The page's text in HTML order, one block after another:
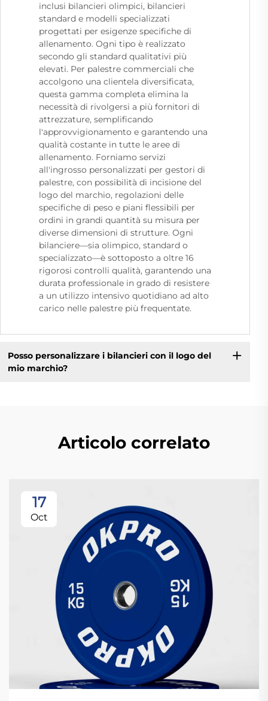
inclusi bilancieri olimpici, bilancieri
standard e modelli specializzati
progettati per esigenze specifiche di
allenamento. Ogni tipo è realizzato
secondo gli standard qualitativi più
elevati. Per palestre commerciali che
accolgono una clientela diversificata,
questa gamma completa elimina la
necessità di rivolgersi a più fornitori di
attrezzature, semplificando
l'approvvigionamento e garantendo una
qualità costante in tutte le aree di
allenamento. Forniamo servizi
all'ingrosso personalizzati per gestori di
palestre, con possibilità di incisione del
logo del marchio, regolazioni delle
specifiche di peso e piani flessibili per
ordini in grandi quantità su misura per
diverse dimensioni di strutture. Ogni
bilanciere—sia olimpico, standard o
specializzato—è sottoposto a oltre 16
rigorosi controlli qualità, garantendo una
durata professionale in grado di resistere
a un utilizzo intensivo quotidiano ad alto
carico nelle palestre più frequentate.
Posso personalizzare i bilancieri con il logo del
mio marchio?
Articolo correlato
17
Oct